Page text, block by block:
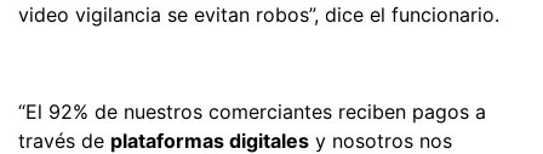
video vigilancia se evitan robos”, dice el funcionario.
“El 92% de nuestros comerciantes reciben pagos a
través de plataformas digitales y nosotros nos